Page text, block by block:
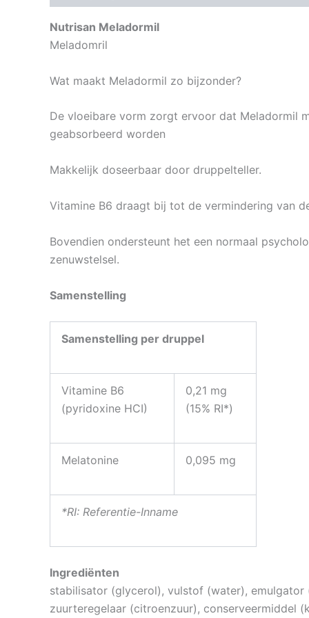
Nutrisan Meladormil
Meladomril
Wat maakt Meladormil zo bijzonder?
De vloeibare vorm zorgt ervoor dat Meladormil
geabsorbeerd worden
Makkelijk doseerbaar door druppelteller.
Vitamine B6 draagt bij tot de vermindering van
Bovendien ondersteunt het een normaal
zenuwstelsel.
Samenstelling
Samenstelling per druppel
Vitamine B6
(pyridoxine HCI)
0,21 mg
(15% RI*)
Melatonine 0,095 mg
*RI: Referentie-Inname
Ingrediënten
stabilisator (glycerol), vulstof (water), emulgator
zuurteregelaar (citroenzuur), conserveermiddel